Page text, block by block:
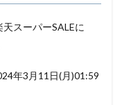
スーパーSALEに
年3月11日(月)01:59